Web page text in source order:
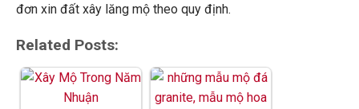
đơn xin đất xây lăng mộ theo quy định.
Related Posts: